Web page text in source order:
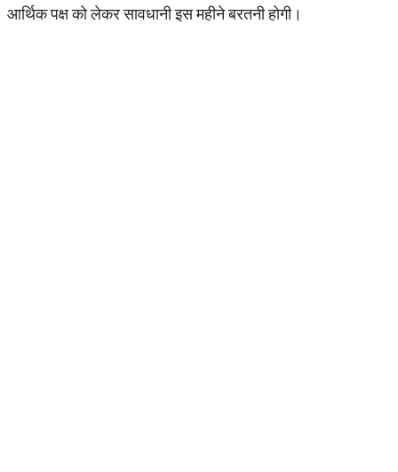
आर्थिक पक्ष को लेकर सावधानी इस महीने बरतनी होगी।